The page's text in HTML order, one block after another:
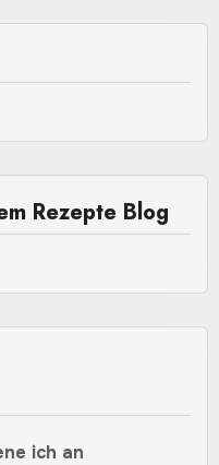
Rezepte Blog
ich an